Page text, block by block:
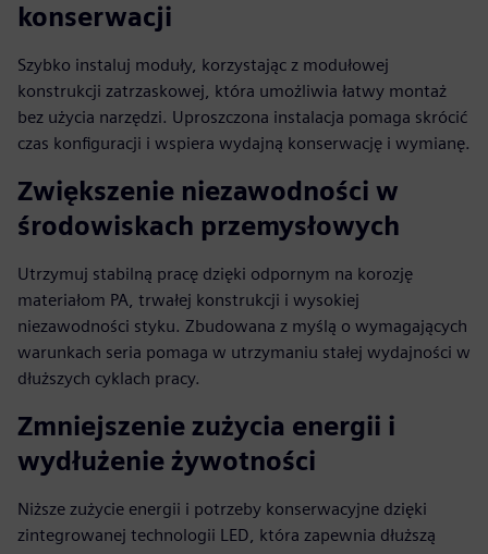
konserwacji
Szybko instaluj moduły, korzystając z modułowej
konstrukcji zatrzaskowej, która umożliwia łatwy montaż
bez użycia narzędzi. Uproszczona instalacja pomaga skrócić
czas konfiguracji i wspiera wydajną konserwację i wymianę.
Zwiększenie niezawodności w
środowiskach przemysłowych
Utrzymuj stabilną pracę dzięki odpornym na korozję
materiałom PA, trwałej konstrukcji i wysokiej
niezawodności styku. Zbudowana z myślą o wymagających
warunkach seria pomaga w utrzymaniu stałej wydajności w
dłuższych cyklach pracy.
Zmniejszenie zużycia energii i
wydłużenie żywotności
Niższe zużycie energii i potrzeby konserwacyjne dzięki
zintegrowanej technologii LED, która zapewnia dłuższą